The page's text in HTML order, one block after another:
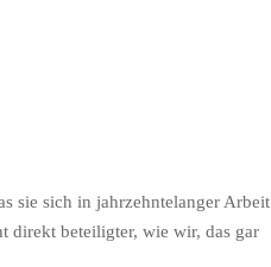
sie sich in jahrzehntelanger Arbeit
direkt beteiligter, wie wir, das gar